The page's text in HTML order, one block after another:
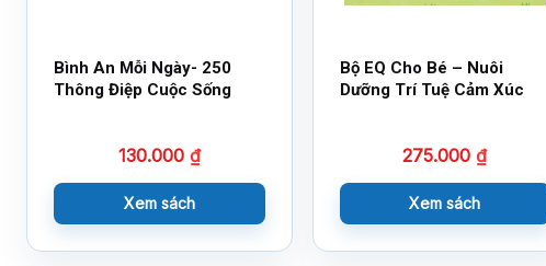
Bình An Mỗi Ngày- 250
Thông Điệp Cuộc Sống
130.000 ₫
Xem sách
Bộ EQ Cho Bé – Nuôi
Dưỡng Trí Tuệ Cảm Xúc
275.000₫
Xem sách